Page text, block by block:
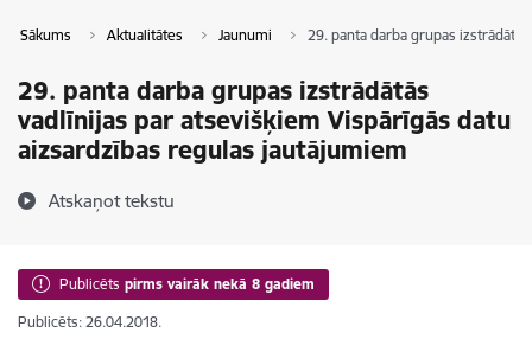
Sākums Aktualitātes Jaunumi 29. panta darba grupas
29. panta darba grupas izstrādātās
vadlīnijas par atsevišķiem Vispārīgās datu
aizsardzības regulas jautājumiem
Atskaņot tekstu
Publicēts pirms vairāk nekā 8 gadiem
Publicēts: 26.04.2018.